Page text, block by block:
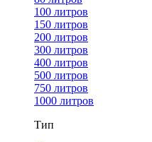
100 литров
150 литров
200 литров
300 литров
400 литров
500 литров
750 литров
1000 литров
Тип